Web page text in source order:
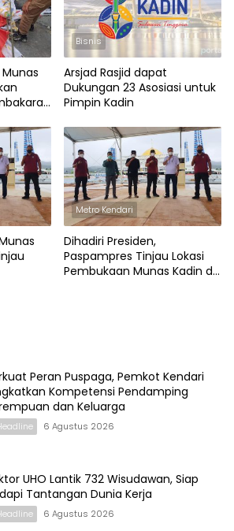
Bisnis
Arsjad Rasjid dapat
Dukungan 23 Asosiasi untuk
Pimpin Kadin
Metro Kendari
Dihadiri Presiden,
Paspampres Tinjau Lokasi
Pembukaan Munas Kadin di
Peran Puspaga, Pemkot Kendari
Kompetensi Pendamping
dan Keluarga
6 Agustus 2026
UHO Lantik 732 Wisudawan, Siap
Tantangan Dunia Kerja
6 Agustus 2026